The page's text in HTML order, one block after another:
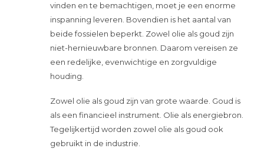
vinden en te bemachtigen, moet je een enorme
inspanning leveren. Bovendien is het aantal van
beide fossielen beperkt. Zowel olie als goud zijn
niet-hernieuwbare bronnen. Daarom vereisen ze
een redelijke, evenwichtige en zorgvuldige
houding.
Zowel olie als goud zijn van grote waarde. Goud is
als een financieel instrument. Olie als energiebron.
Tegelijkertijd worden zowel olie als goud ook
gebruikt in de industrie.